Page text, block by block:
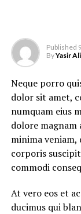
Published
ByYasir Ali
Neque porro
dolor sit amet,
numquam eius
dolore magnam
minima
corporis
commodi
At vero eos et
ducimus qui